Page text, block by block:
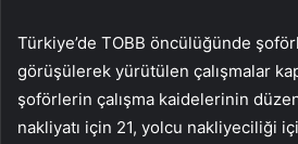
Türkiye’de TOBB öncülüğünde
görüşülerek yürütülen çalışmalar
şoförlerin çalışma kaidelerinin
nakliyatı için 21, yolcu nakliyeciliği